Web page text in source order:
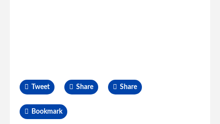
Tweet Share Share
Bookmark